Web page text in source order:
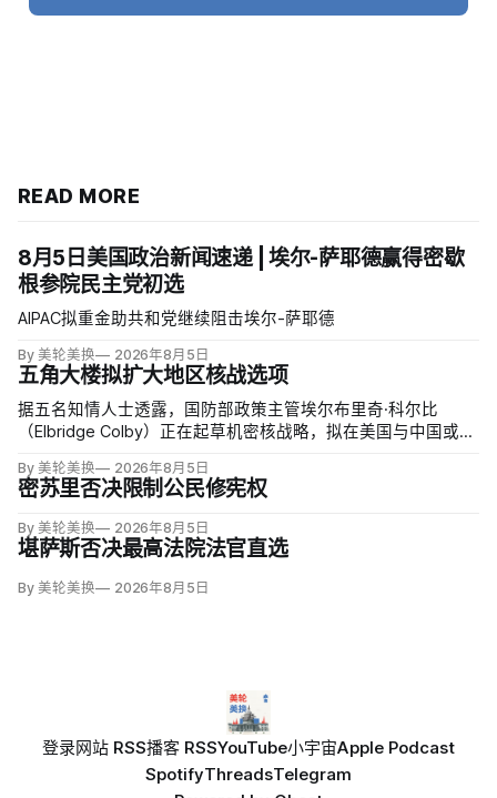
READ MORE
8月5日美国政治新闻速递 | 埃尔-萨耶德赢得密歇
根参院民主党初选
AIPAC拟重金助共和党继续阻击埃尔-萨耶德
By 美轮美换 2026年8月5日
五角大楼拟扩大地区核战选项
据五名知情人士透露，国防部政策主管埃尔布里奇·科尔比
（Elbridge Colby）正在起草机密核战略，拟在美国与中国或俄
提交总统选择的核报复方案。
By 美轮美换 2026年8月5日
密苏里否决限制公民修宪权
By 美轮美换 2026年8月5日
堪萨斯否决最高法院法官直选
By 美轮美换 2026年8月5日
登录网站 RSS播客 RSSYouTube小宇宙Apple Podcast
SpotifyThreadsTelegram